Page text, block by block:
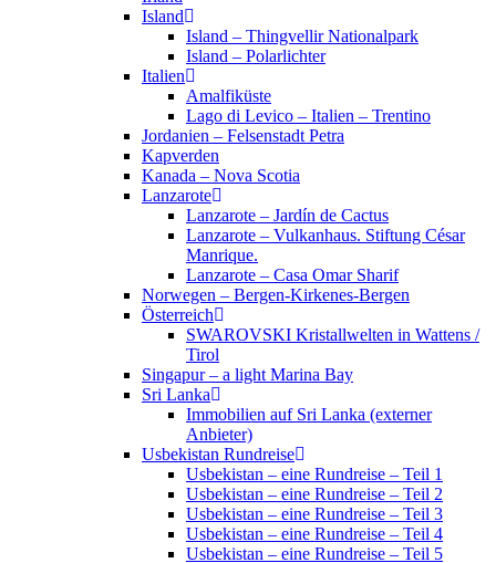
Island
Island – Thingvellir Nationalpark
Island – Polarlichter
Italien
Amalfiküste
Lago di Levico – Italien – Trentino
Jordanien – Felsenstadt Petra
Kapverden
Kanada – Nova Scotia
Lanzarote
Lanzarote – Jardín de Cactus
Lanzarote – Vulkanhaus. Stiftung César
Manrique.
Lanzarote – Casa Omar Sharif
Norwegen – Bergen-Kirkenes-Bergen
Österreich
SWAROVSKI Kristallwelten in Wattens /
Tirol
Singapur – a light Marina Bay
Sri Lanka
Immobilien auf Sri Lanka (externer
Anbieter)
Usbekistan Rundreise
Usbekistan – eine Rundreise – Teil 1
Usbekistan – eine Rundreise – Teil 2
Usbekistan – eine Rundreise – Teil 3
Usbekistan – eine Rundreise – Teil 4
Usbekistan – eine Rundreise – Teil 5